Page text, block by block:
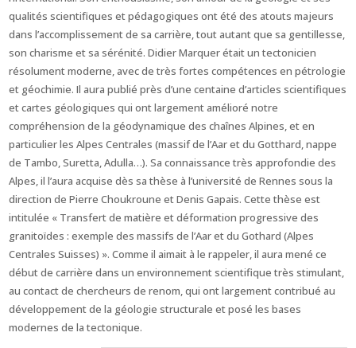
qualités scientifiques et pédagogiques ont été des atouts majeurs
dans l’accomplissement de sa carrière, tout autant que sa gentillesse,
son charisme et sa sérénité. Didier Marquer était un tectonicien
résolument moderne, avec de très fortes compétences en pétrologie
et géochimie. Il aura publié près d’une centaine d’articles scientifiques
et cartes géologiques qui ont largement amélioré notre
compréhension de la géodynamique des chaînes Alpines, et en
particulier les Alpes Centrales (massif de l’Aar et du Gotthard, nappe
de Tambo, Suretta, Adulla…). Sa connaissance très approfondie des
Alpes, il l’aura acquise dès sa thèse à l’université de Rennes sous la
direction de Pierre Choukroune et Denis Gapais. Cette thèse est
intitulée « Transfert de matière et déformation progressive des
granitoïdes : exemple des massifs de l’Aar et du Gothard (Alpes
Centrales Suisses) ». Comme il aimait à le rappeler, il aura mené ce
début de carrière dans un environnement scientifique très stimulant,
au contact de chercheurs de renom, qui ont largement contribué au
développement de la géologie structurale et posé les bases
modernes de la tectonique.